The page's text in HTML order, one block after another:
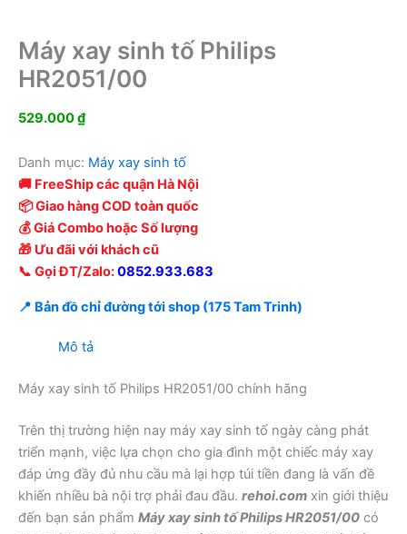
Máy xay sinh tố Philips
HR2051/00
529.000₫
Danh mục: Máy xay sinh tố
🚚 FreeShip các quận Hà Nội
📦 Giao hàng COD toàn quốc
💰 Giá Combo hoặc Số lượng
🎁 Ưu đãi với khách cũ
📞 Gọi ĐT/Zalo:0852.933.683
📍 Bản đồ chỉ đường tới shop (175 Tam Trinh)
Mô tả
Máy xay sinh tố Philips HR2051/00 chính hãng
Trên thị trường hiện nay máy xay sinh tố ngày càng phát
triển mạnh, việc lựa chọn cho gia đình một chiếc máy xay
đáp ứng đầy đủ nhu cầu mà lại hợp túi tiền đang là vấn đề
khiến nhiều bà nội trợ phải đau đầu. rehoi.com xin giới thiệu
đến bạn sản phẩm Máy xay sinh tố Philips HR2051/00 có